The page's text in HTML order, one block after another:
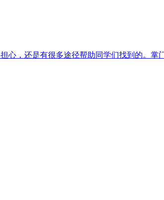
心，还是有很多途径帮助同学们找到的。掌